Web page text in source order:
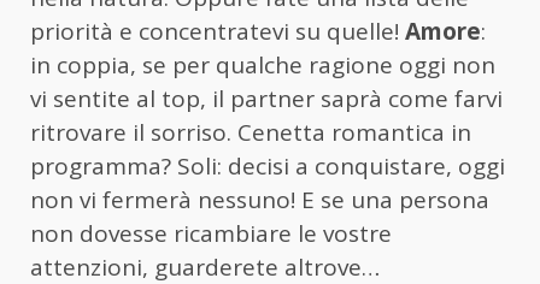
priorità e concentratevi su quelle! Amore:
in coppia, se per qualche ragione oggi non
vi sentite al top, il partner saprà come farvi
ritrovare il sorriso. Cenetta romantica in
programma? Soli: decisi a conquistare, oggi
non vi fermerà nessuno! E se una persona
non dovesse ricambiare le vostre
attenzioni, guarderete altrove…